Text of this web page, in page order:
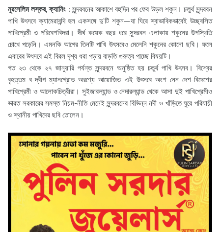
নুরসেলিম লস্কর, ক্যানিং : সুন্দরবনের আকাশে বহুদিন পর ফের উড়ল শকুন। চতুর্থ সুন্দরবন
পাখি উৎসবে ক্যামেরাবন্দি হল একসঙ্গে দু’টি শকুন—যা ঘিরে স্বাভাবিকভাবেই উচ্ছ্বসিত
পাখিপ্রেমী ও পরিবেশবিদরা। দীর্ঘ কয়েক বছর ধরে সুন্দরবন এলাকায় শকুনের উপস্থিতি
চোখে পড়েনি। এমনকি আগের তিনটি পাখি উৎসবেও মেলেনি শকুনের কোনো ছবি। ফলে
এবারের উৎসবে এই বিরল দৃশ্য ধরা পড়ায় বাড়তি গুরুত্ব পাচ্ছে বিষয়টি।
গত ২৩ থেকে ২৭ জানুয়ারি পর্যন্ত সুন্দরবনে অনুষ্ঠিত হয় চতুর্থ পাখি উৎসব। বিশ্বের
বৃহত্তম ব-দ্বীপ ম্যানগ্রোভ অরণ্যে আয়োজিত এই উৎসবে অংশ নেন দেশ-বিদেশের
পাখিপ্রেমী ও আলোকচিত্রীরা। সুইজারল্যান্ড ও নেদারল্যান্ড থেকে আসা দুই পাখিপ্রেমীও
ভারত সরকারের সমস্ত নিয়ম-নীতি মেনেই সুন্দরবনের বিভিন্ন নদী ও খাঁড়িতে ঘুরে পরিযায়ী
ও স্থানীয় পাখিদের ছবি তোলেন।